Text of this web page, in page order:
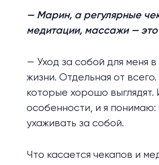
— Марин, а регулярные
медитации, массажи — это
— Уход за собой для меня
жизни. Отдельная от
которые хорошо выглядят.
особенности, и я
ухаживать за собой.
Что касается чекапов и